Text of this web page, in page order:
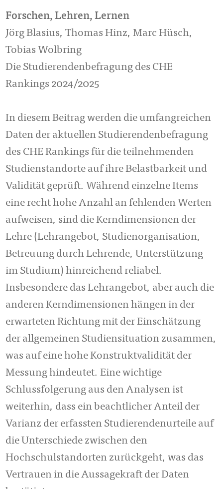
Forschen, Lehren, Lernen
Jörg Blasius, Thomas Hinz, Marc Hüsch,
Tobias Wolbring
Die Studierendenbefragung des CHE
Rankings 2024/2025
In diesem Beitrag werden die umfangreichen
Daten der aktuellen Studierenden­be­fra­gung
des CHE Rankings für die teilnehmenden
Studienstandorte auf ihre Belast­bar­keit und
Validität geprüft. Während einzelne Items
eine recht hohe Anzahl an feh­lenden Werten
aufweisen, sind die Kerndimensionen der
Lehre (Lehrangebot, Stu­dienorganisation,
Betreuung durch Lehrende, Unterstützung
im Studium) hin­rei­chend reliabel.
Insbesondere das Lehrangebot, aber auch die
anderen Kerndimen­sio­nen hängen in der
erwarteten Richtung mit der Einschätzung
der allgemeinen Stu­diensituation zusammen,
was auf eine hohe Konstruktvalidität der
Messung hin­deu­tet. Eine wichtige
Schlussfolgerung aus den Analysen ist
weiterhin, dass ein be­acht­licher Anteil der
Varianz der erfassten Studierendenurteile auf
die Unter­schiede zwischen den
Hochschulstandorten zurückgeht, was das
Vertrauen in die Aus­sage­kraft der Daten